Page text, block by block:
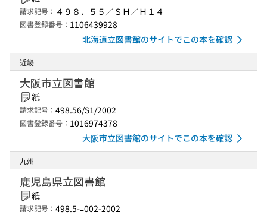
請求記号： ４９８．５５／ＳＨ／Ｈ１４
図書登録番号： 1106439928
北海道立図書館のサイトでこの本を確認
近畿
大阪市立図書館
紙
請求記号： 498.56/S1/2002
図書登録番号： 1016974378
大阪市立図書館のサイトでこの本を確認
九州
鹿児島県立図書館
紙
請求記号： 498.5-ﾆ002-2002